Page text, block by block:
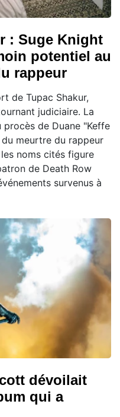
: Suge Knight
potentiel au
rappeur
de Tupac Shakur,
judiciaire. La
de Duane "Keffe
du meurtre du rappeur
noms cités figure
de Death Row
survenus à
dévoilait
qui a